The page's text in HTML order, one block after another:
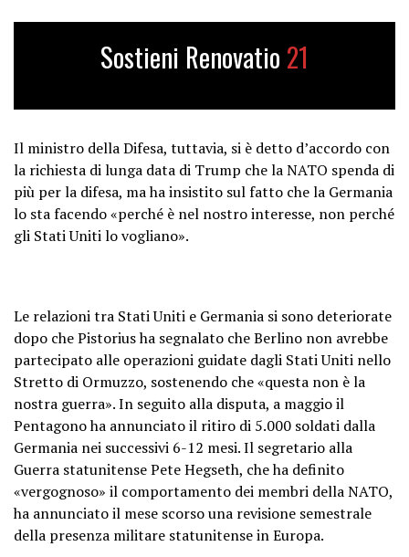
Sostieni Renovatio 21
Il ministro della Difesa, tuttavia, si è detto d’accordo con
la richiesta di lunga data di Trump che la NATO spenda di
più per la difesa, ma ha insistito sul fatto che la Germania
lo sta facendo «perché è nel nostro interesse, non perché
gli Stati Uniti lo vogliano».
Le relazioni tra Stati Uniti e Germania si sono deteriorate
dopo che Pistorius ha segnalato che Berlino non avrebbe
partecipato alle operazioni guidate dagli Stati Uniti nello
Stretto di Ormuzzo, sostenendo che «questa non è la
nostra guerra». In seguito alla disputa, a maggio il
Pentagono ha annunciato il ritiro di 5.000 soldati dalla
Germania nei successivi 6-12 mesi. Il segretario alla
Guerra statunitense Pete Hegseth, che ha definito
«vergognoso» il comportamento dei membri della NATO,
ha annunciato il mese scorso una revisione semestrale
della presenza militare statunitense in Europa.